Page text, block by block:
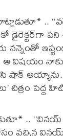
..
డైరెక్టర్‌గా
నన్నెంతో
విషయం నాకు
అయ్యాను.
చిత్రం
..
వచ్చిన